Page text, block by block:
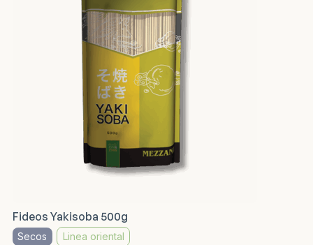
Fideos Yakisoba 500g
Secos Linea oriental